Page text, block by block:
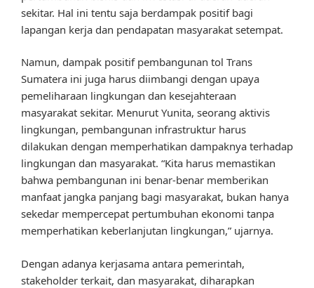
sekitar. Hal ini tentu saja berdampak positif bagi
lapangan kerja dan pendapatan masyarakat setempat.
Namun, dampak positif pembangunan tol Trans
Sumatera ini juga harus diimbangi dengan upaya
pemeliharaan lingkungan dan kesejahteraan
masyarakat sekitar. Menurut Yunita, seorang aktivis
lingkungan, pembangunan infrastruktur harus
dilakukan dengan memperhatikan dampaknya terhadap
lingkungan dan masyarakat. “Kita harus memastikan
bahwa pembangunan ini benar-benar memberikan
manfaat jangka panjang bagi masyarakat, bukan hanya
sekedar mempercepat pertumbuhan ekonomi tanpa
memperhatikan keberlanjutan lingkungan,” ujarnya.
Dengan adanya kerjasama antara pemerintah,
stakeholder terkait, dan masyarakat, diharapkan